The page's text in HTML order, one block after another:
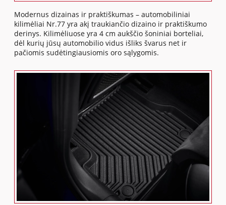
Modernus dizainas ir praktiškumas – automobiliniai
kilimėliai Nr.77 yra akį traukiančio dizaino ir praktiškumo
derinys. Kilimėliuose yra 4 cm aukščio šoniniai borteliai,
dėl kurių jūsų automobilio vidus išliks švarus net ir
pačiomis sudėtingiausiomis oro sąlygomis.